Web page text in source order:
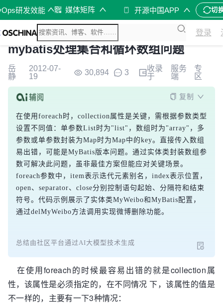
研发效能 媒体矩阵 开源中国APP 切
登录
mybatis处理集合和循环数组问题
岳
静
2012-07-
19
30,894 3
收录
于
服务
端
专
区
复制
在使用foreach时，collection属性是关键，需根据参数类型
设置不同值：单参数List时为"list"，数组时为"array"，多
参数或单参数封装为Map时为Map中的key。直接传入数组
易出错，可能是MyBatis版本问题。通过实体类封装数组参
数可解决此问题，虽非最佳方案但能应对关键场景。
foreach参数中，item表示迭代元素别名，index表示位置，
open、separator、close分别控制语句起始、分隔符和结束
符号。代码示例展示了实体类MyWeibo和MyBatis配置，
通过delMyWeibo方法调用实现微博删除功能。
总结由社区平台通过AI大模型技术生成
在使用foreach的时候最容易出错的就是collection属
性，该属性是必须指定的，在不同情况 下，该属性的值是
不一样的，主要有一下3种情况：